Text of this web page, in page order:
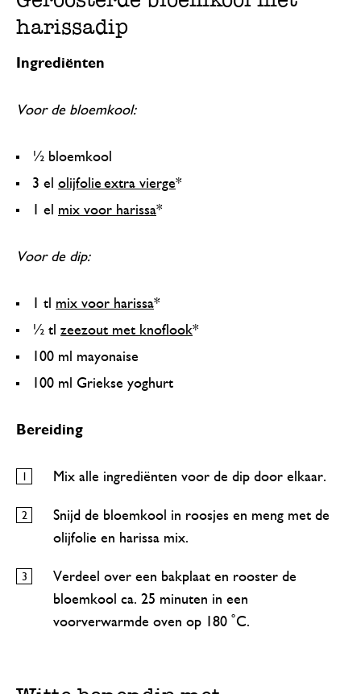
harissadip
Ingrediënten
Voor de bloemkool:
½ bloemkool
3 el olijfolie extra vierge*
1 el mix voor harissa*
Voor de dip:
1 tl mix voor harissa*
½ tl zeezout met knoflook*
100 ml mayonaise
100 ml Griekse yoghurt
Bereiding
Mix alle ingrediënten voor de dip door elkaar.
Snijd de bloemkool in roosjes en meng met de
olijfolie en harissa mix.
Verdeel over een bakplaat en rooster de
bloemkool ca. 25 minuten in een
voorverwarmde oven op 180 ˚C.